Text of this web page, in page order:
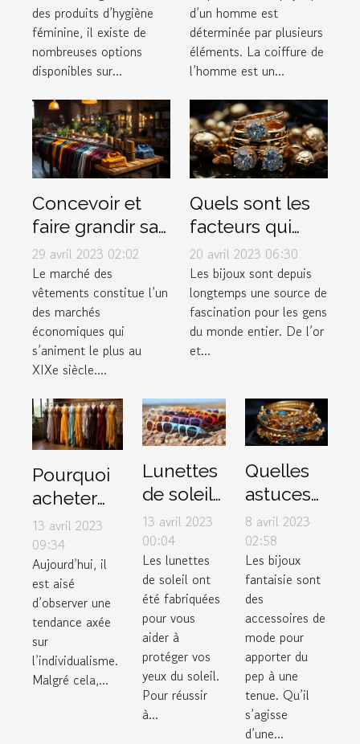
hygiéniques
disponibles sur
le marché pour
des produits d’hygiène
féminine, il existe de
nombreuses options
disponibles sur...
de dégradé ?
d’un homme est
déterminée par plusieurs
éléments. La coiffure de
l’homme est un...
Concevoir et
faire grandir sa
marque de
vêtement
29 avril 2023 02:02
Le marché des
vêtements constitue l’un
des marchés
économiques qui
s’animent le plus au
XIXe siècle....
Quels sont les
facteurs qui
déterminent la
valeur d'un
bijou ?
20 avril 2023 06:30
Les bijoux sont depuis
longtemps une source de
fascination pour les gens
du monde entier. De l’or
et...
Pourquoi
acheter
des
vêtements
dans une
boutique
de couple
?
13 avril 2023
09:34
Aujourd’hui, il
est aisé
d’observer une
tendance axée
sur
l’individualisme.
Malgré cela,...
Lunettes
de soleil :
3 critères
pour
faire de
bon
choix
13 avril 2023
00:04
Les lunettes
de soleil ont
été fabriquées
pour vous
aider à
protéger vos
yeux du soleil.
Pour réussir
à...
Quelles
astuces
pour un
bon
choix de
bijoux
fantaisie
?
8 avril 2023
02:58
Les bijoux
fantaisie sont
des
accessoires de
mode pour
apporter du
pep à une
tenue. Qu’il
s’agisse
d’une...